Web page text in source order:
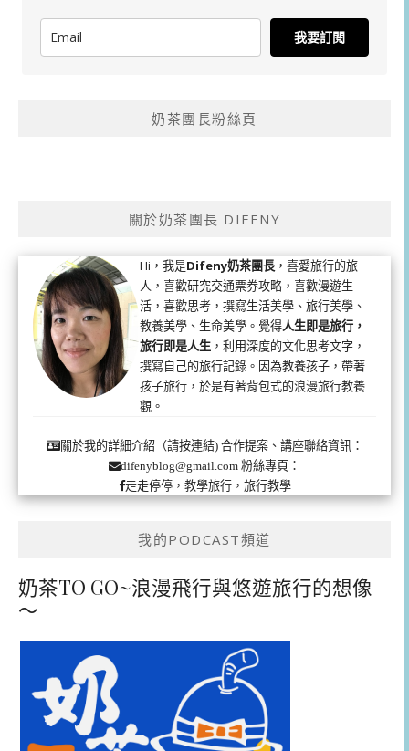
我要訂閱
奶茶團長粉絲頁
關於奶茶團長 DIFENY
Hi，我是Difeny奶茶團長 ，喜愛旅行的旅
人，喜歡研究交通票券攻略，喜歡漫遊生
活，喜歡思考，撰寫生活美學、旅行美學、
教養美學、生命美學。覺得人生即是旅行，
旅行即是人生 ，利用深度的文化思考文字，
撰寫自己的旅行記錄。因為教養孩子，帶著
孩子旅行，於是有著背包式的浪漫旅行教養
觀。
關於我的詳細介紹（請按連結)合作提案、講座聯絡資訊：
difenyblog@gmail.com 粉絲專頁：
走走停停，教學旅行，旅行教學
我的PODCAST頻道
奶茶TO GO~浪漫飛行與悠遊旅行的想像
～